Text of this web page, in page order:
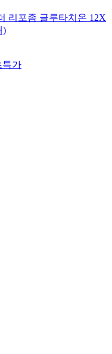
리포좀 글루타치온 12X
)
특가